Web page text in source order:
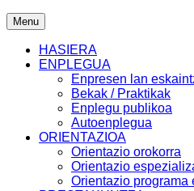
Menu
HASIERA
ENPLEGUA
Enpresen lan
Bekak / Praktikak
Enplegu publikoa
Autoenplegua
ORIENTAZIOA
Orientazio orokorra
Orientazio
Orientazio programa